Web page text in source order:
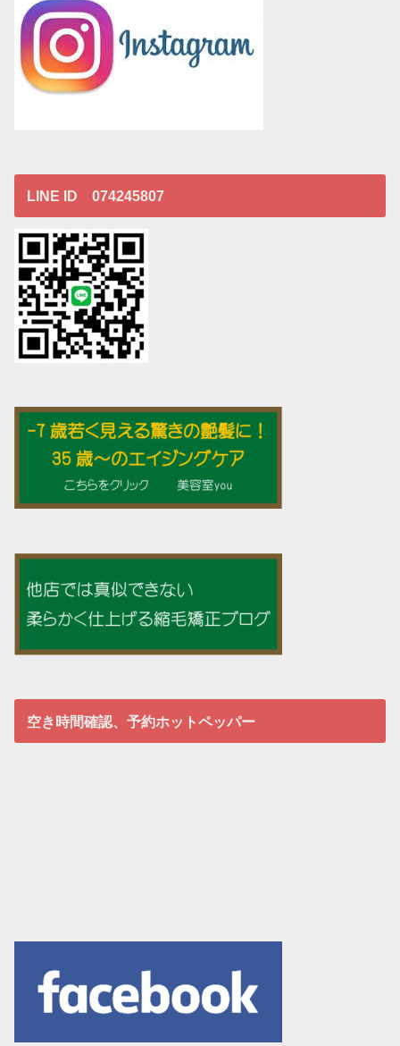
LINE ID 074245807
空き時間確認、予約ホットペッパー